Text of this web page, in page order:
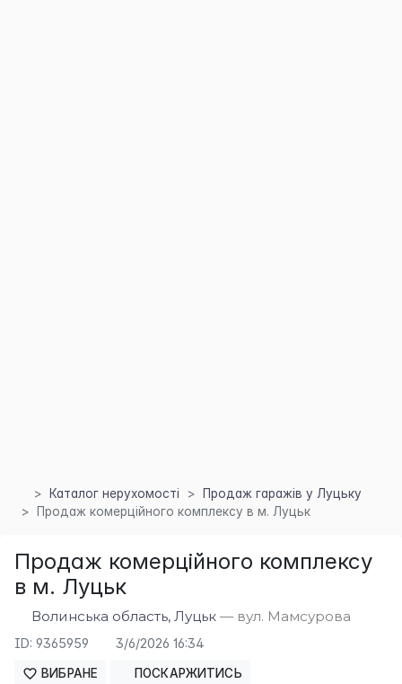
Каталог нерухомості
Продаж гаражів у Луцьку
Продаж комерційного комплексу в м. Луцьк
Продаж комерційного комплексу
в м. Луцьк
Волинська область, Луцьк — вул. Мамсурова
ID: 9365959 3/6/2026 16:34
ВИБРАНЕ ПОСКАРЖИТИСЬ
×